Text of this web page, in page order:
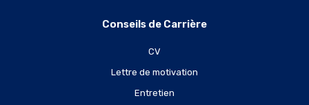
Conseils de Carrière
CV
Lettre de motivation
Entretien